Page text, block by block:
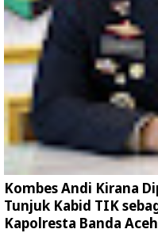
Kombes Andi Kirana
Tunjuk Kabid TIK
Kapolresta Banda Aceh